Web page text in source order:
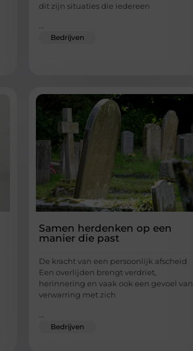
dit zijn situaties die iedereen
...
Bedrijven
Samen herdenken op een
manier die past
De kracht van een persoonlijk afscheid
Een overlijden brengt verdriet,
herinnering en vaak ook een gevoel van
verwarring met zich
Bedrijven